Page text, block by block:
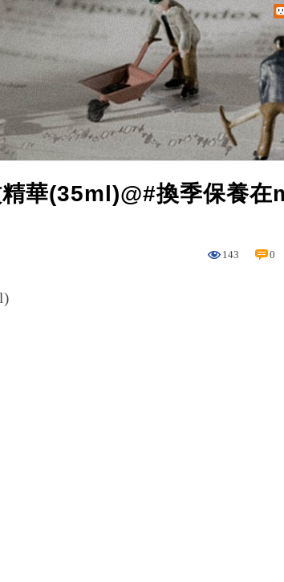
精華(35ml)@#換季保養在
143 0